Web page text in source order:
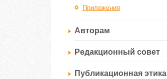
Приложения
Авторам
Редакционный совет
Публикационная этика